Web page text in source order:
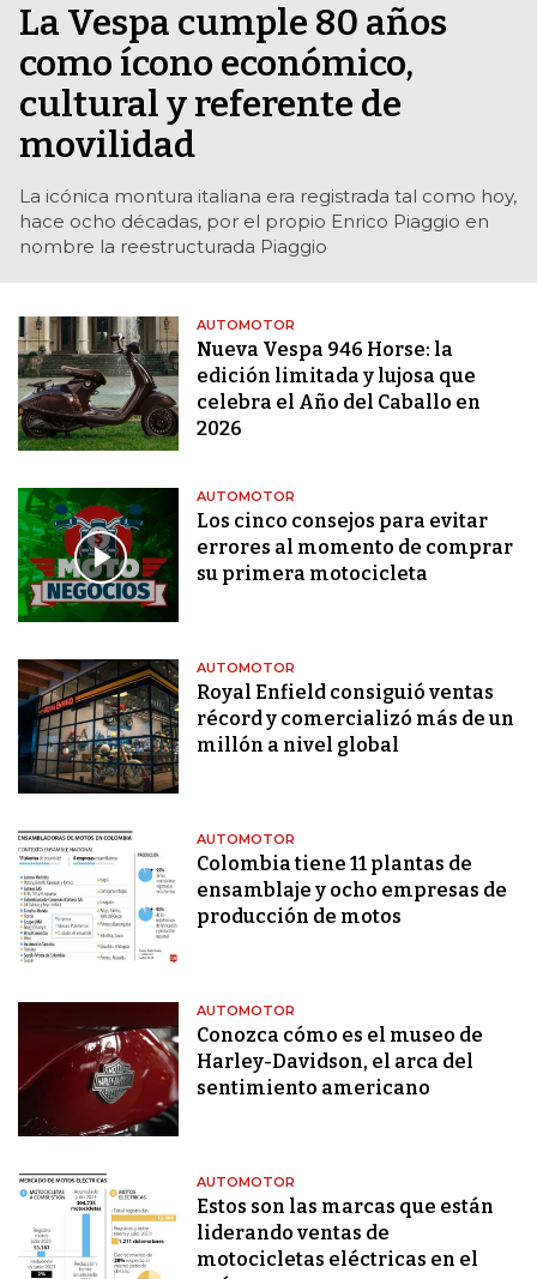
La Vespa cumple 80 años
como ícono económico,
cultural y referente de
movilidad
La icónica montura italiana era registrada tal como hoy,
hace ocho décadas, por el propio Enrico Piaggio en
nombre la reestructurada Piaggio
AUTOMOTOR
Nueva Vespa 946 Horse: la
edición limitada y lujosa que
celebra el Año del Caballo en
2026
AUTOMOTOR
Los cinco consejos para evitar
errores al momento de comprar
su primera motocicleta
AUTOMOTOR
Royal Enfield consiguió ventas
récord y comercializó más de un
millón a nivel global
AUTOMOTOR
Colombia tiene 11 plantas de
ensamblaje y ocho empresas de
producción de motos
AUTOMOTOR
Conozca cómo es el museo de
Harley-Davidson, el arca del
sentimiento americano
AUTOMOTOR
Estos son las marcas que están
liderando ventas de
motocicletas eléctricas en el